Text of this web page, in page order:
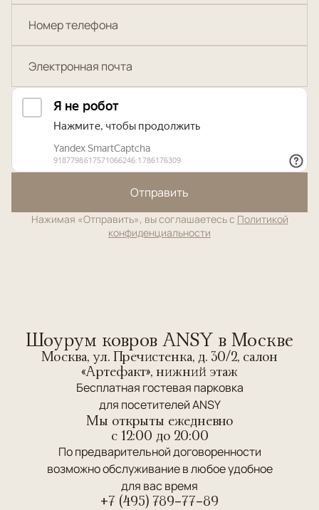
Отправить
Нажимая «Отправить», вы соглашаетесь с Политикой
конфиденциальности
Шоурум ковров ANSY в Москве
Москва, ул. Пречистенка, д. 30/2, салон
«Артефакт», нижний этаж
Бесплатная гостевая парковка
для посетителей ANSY
Мы открыты ежедневно
c 12:00 до 20:00
По предварительной договоренности
возможно обслуживание в любое удобное
для вас время
+7 (495) 789-77-89